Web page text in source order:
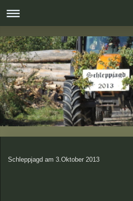
Schleppjagd am 3.Oktober 2013